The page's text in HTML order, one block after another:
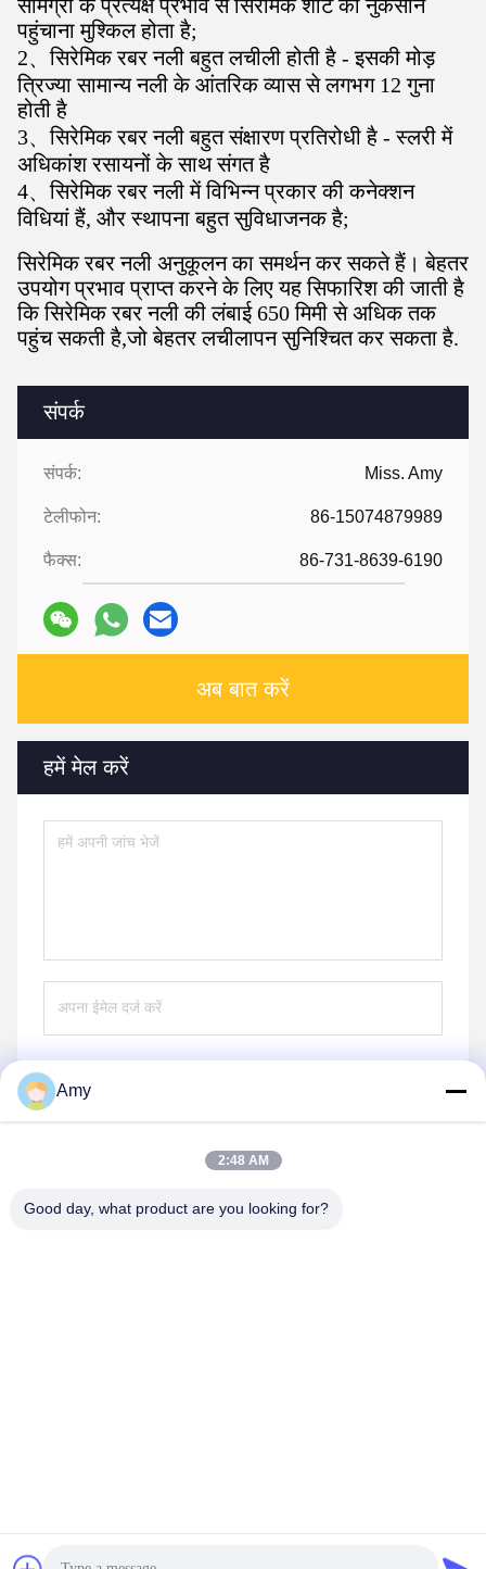
संपर्क
संपर्क: Miss. Amy
टेलीफोन: 86-15074879989
फैक्स: 86-731-8639-6190
अब बात करें
हमें मेल करें
सामग्री के प्रत्यक्ष प्रभाव से सिरेमिक शीट को नुकसान
पहुंचाना मुश्किल होता है;
2、सिरेमिक रबर नली बहुत लचीली होती है - इसकी मोड़
त्रिज्या सामान्य नली के आंतरिक व्यास से लगभग 12 गुना
होती है
3、सिरेमिक रबर नली बहुत संक्षारण प्रतिरोधी है - स्लरी में
अधिकांश रसायनों के साथ संगत है
4、सिरेमिक रबर नली में विभिन्न प्रकार की कनेक्शन
विधियां हैं, और स्थापना बहुत सुविधाजनक है;
सिरेमिक रबर नली अनुकूलन का समर्थन कर सकते हैं। बेहतर
उपयोग प्रभाव प्राप्त करने के लिए यह सिफारिश की जाती है
कि सिरेमिक रबर नली की लंबाई 650 मिमी से अधिक तक
पहुंच सकती है,जो बेहतर लचीलापन सुनिश्चित कर सकता है.
2023-2026 Hunan Yibeinuo New Material Co., Ltd. . सर्वाधिकार
Amy
2:48 AM
Good day, what product are you looking for?